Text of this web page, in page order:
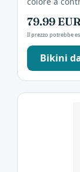
79.99
Il prezzo potrebbe
Bikini